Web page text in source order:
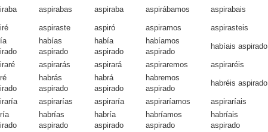
aspirabas aspiraba aspirábamos aspirabais
aspiraste aspiró aspiramos aspirasteis
habías
aspirado
había
aspirado
habíamos
aspirado
habíais aspirado
aspirarás aspirará aspiraremos aspiraréis
habrás
aspirado
habrá
aspirado
habremos
aspirado
habréis aspirado
aspirarías aspiraría aspiraríamos aspiraríais
habrías
aspirado
habría
aspirado
habríamos
aspirado
habríais
aspirado